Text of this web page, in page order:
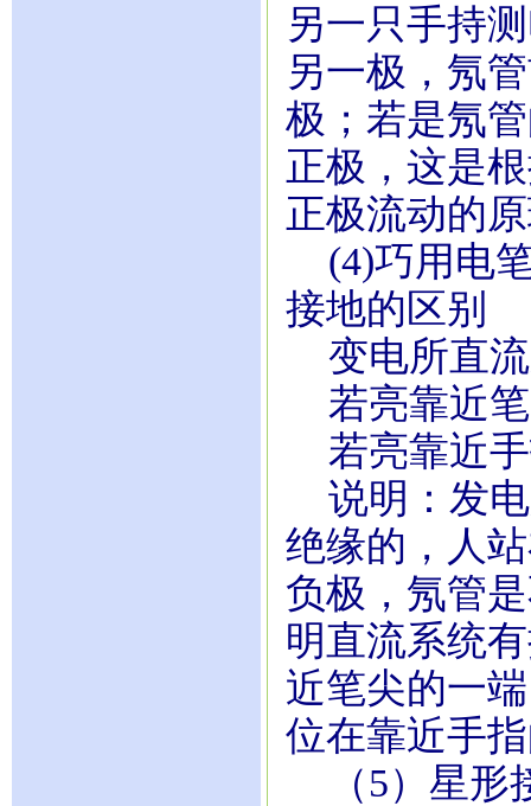
另一只手持
另一极，氖
极；若是氖
正极，这是
正极流动的
(4)巧用电
接地的区别
变电所直流
若亮靠近笔
若亮靠近手
说明：发电
绝缘的，人
负极，氖管
明直流系统
近笔尖的一
位在靠近手
（5）星形